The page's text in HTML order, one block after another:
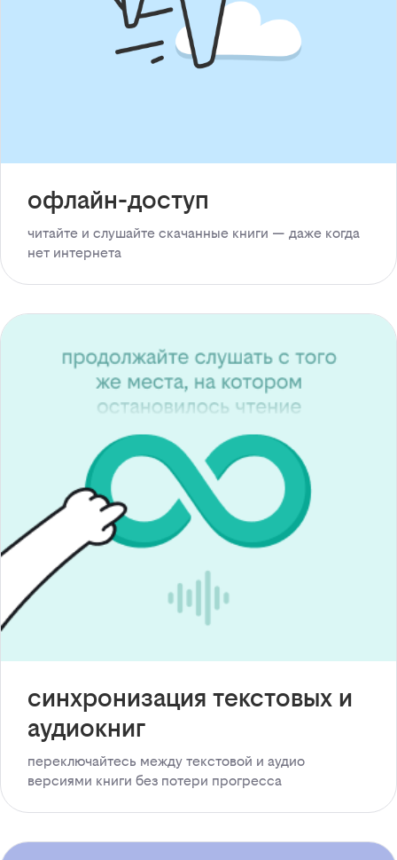
офлайн-доступ
читайте и слушайте скачанные книги — даже когда
нет интернета
синхронизация текстовых и
аудиокниг
переключайтесь между текстовой и аудио
версиями книги без потери прогресса